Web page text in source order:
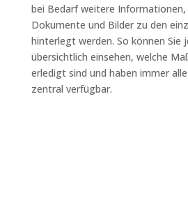
bei Bedarf weitere
Dokumente und Bilder zu den
hinterlegt werden. So können Sie
übersichtlich einsehen, welche
erledigt sind und haben immer
zentral verfügbar.